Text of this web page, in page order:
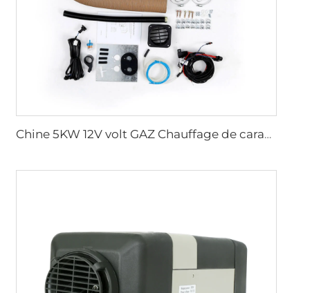
Chine 5KW 12V volt GAZ Chauffage de caravane Chauffage air Essence Chauffage stationnaire pour caravane